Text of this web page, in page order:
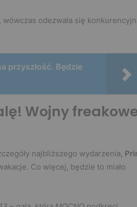
odezwała się
przyszłość. Będzie
Wojny
najbliższego wydarzenia,
Co więcej, będzie to miało